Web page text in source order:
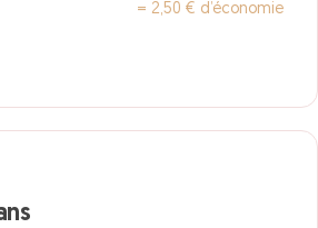
= 2,50 € d’économie
pour Enfant de 5 à 18 ans